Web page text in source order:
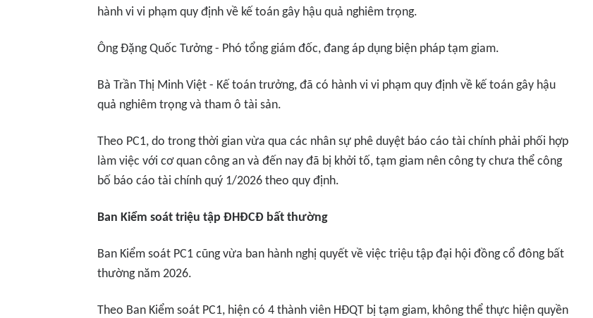
hành vi vi phạm quy định về kế toán gây hậu quả nghiêm trọng.
Ông Đặng Quốc Tưởng - Phó tổng giám đốc, đang áp dụng biện pháp tạm giam.
Bà Trần Thị Minh Việt - Kế toán trưởng, đã có hành vi vi phạm quy định về kế toán gây hậu
quả nghiêm trọng và tham ô tài sản.
Theo PC1, do trong thời gian vừa qua các nhân sự phê duyệt báo cáo tài chính phải phối hợp
làm việc với cơ quan công an và đến nay đã bị khởi tố, tạm giam nên công ty chưa thể công
bố báo cáo tài chính quý 1/2026 theo quy định.
Ban Kiểm soát triệu tập ĐHĐCĐ bất thường
Ban Kiểm soát PC1 cũng vừa ban hành nghị quyết về việc triệu tập đại hội đồng cổ đông bất
thường năm 2026.
Theo Ban Kiểm soát PC1, hiện có 4 thành viên HĐQT bị tạm giam, không thể thực hiện quyền